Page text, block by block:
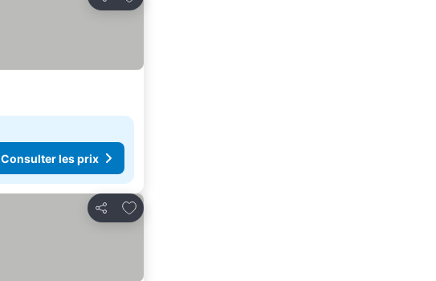
Partager
Consulter les prix
Partager
Ajouter à mes favoris